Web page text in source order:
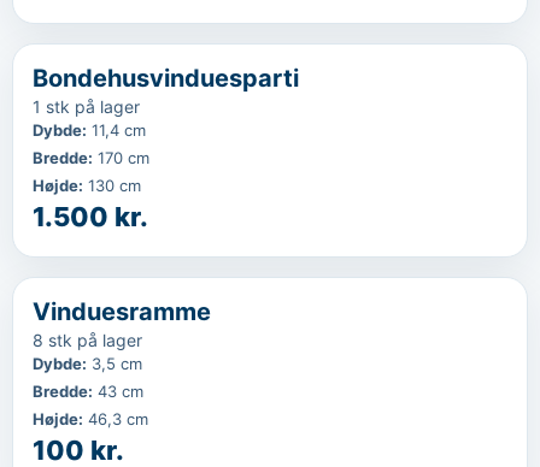
‹
Bondehusvinduesparti
1 stk på lager
Dybde: 11,4 cm
Bredde: 170 cm
Højde: 130 cm
1.500 kr.
‹
Vinduesramme
8 stk på lager
Dybde: 3,5 cm
Bredde: 43 cm
Højde: 46,3 cm
100 kr.